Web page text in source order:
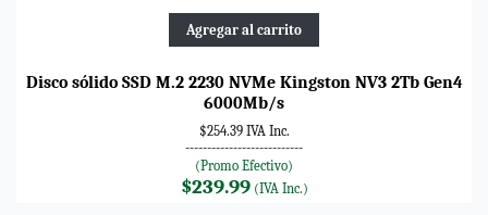
Agregar al carrito
Disco sólido SSD M.2 2230 NVMe Kingston NV3 2Tb Gen4
6000Mb/s
$254.39 IVA Inc.
---------------------------
(Promo Efectivo)
$239.99(IVA Inc.)